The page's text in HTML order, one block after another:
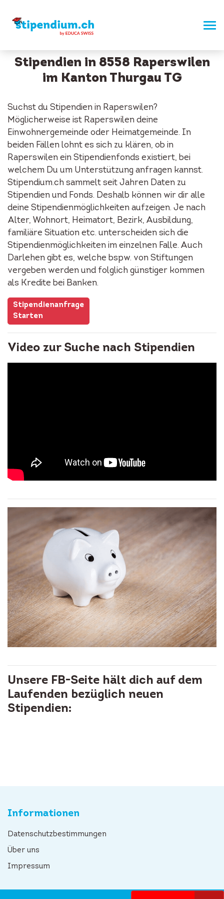
Stipendien in 8558 Raperswilen
im Kanton Thurgau TG
Suchst du Stipendien in Raperswilen?
Möglicherweise ist Raperswilen deine
Einwohnergemeinde oder Heimatgemeinde. In
beiden Fällen lohnt es sich zu klären, ob in
Raperswilen ein Stipendienfonds existiert, bei
welchem Du um Unterstützung anfragen kannst.
Stipendium.ch sammelt seit Jahren Daten zu
Stipendien und Fonds. Deshalb können wir dir alle
deine Stipendienmöglichkeiten aufzeigen. Je nach
Alter, Wohnort, Heimatort, Bezirk, Ausbildung,
familiäre Situation etc. unterscheiden sich die
Stipendienmöglichkeiten im einzelnen Falle. Auch
Darlehen gibt es, welche bspw. von Stiftungen
vergeben werden und folglich günstiger kommen
als Kredite bei Banken.
Stipendienanfrage
Starten
Video zur Suche nach Stipendien
Unsere FB-Seite hält dich auf dem
Laufenden bezüglich neuen
Stipendien:
Informationen
Datenschutzbestimmungen
Über uns
Impressum